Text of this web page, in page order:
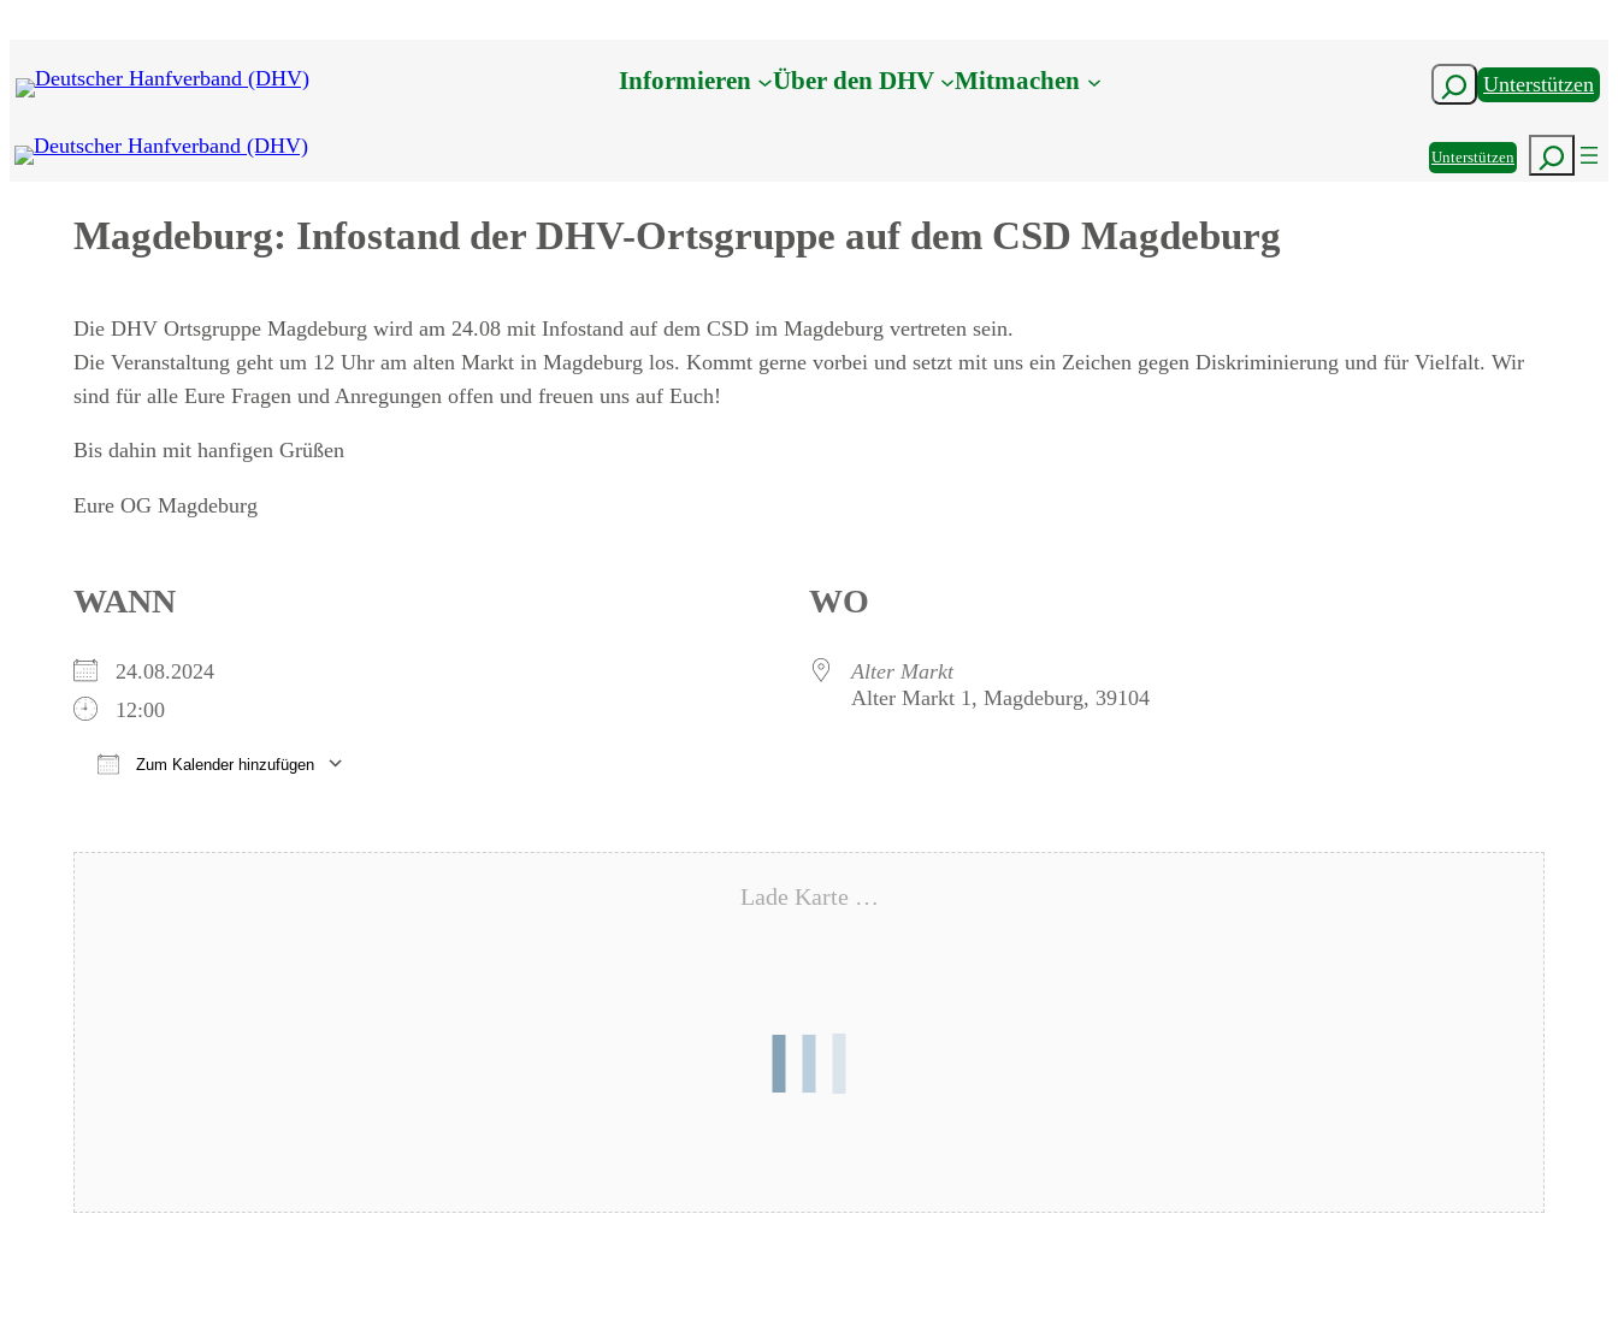
springen
Informieren Über den DHV Mitmachen SuchenUnterstützen
UnterstützenSuchen
Magdeburg: Infostand der DHV-Ortsgruppe auf dem CSD Magdeburg
Die DHV Ortsgruppe Magdeburg wird am 24.08 mit Infostand auf dem CSD im Magdeburg vertreten sein.
Die Veranstaltung geht um 12 Uhr am alten Markt in Magdeburg los. Kommt gerne vorbei und setzt mit uns ein Zeichen gegen Diskriminierung und für Vielfalt. Wir
sind für alle Eure Fragen und Anregungen offen und freuen uns auf Euch!
Bis dahin mit hanfigen Grüßen
Eure OG Magdeburg
WANN
24.08.2024
12:00
Zum Kalender hinzufügen
WO
Alter Markt
Alter Markt 1, Magdeburg, 39104
Lade Karte …